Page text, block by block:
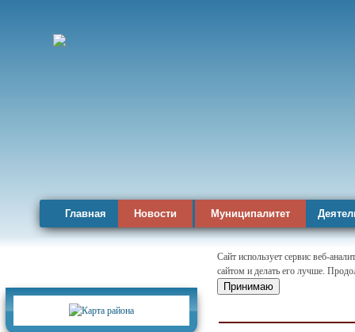
Главная Новости Муниципалитет
Сайт использует сервис веб-
сайтом и делать его лучше.
Принимаю